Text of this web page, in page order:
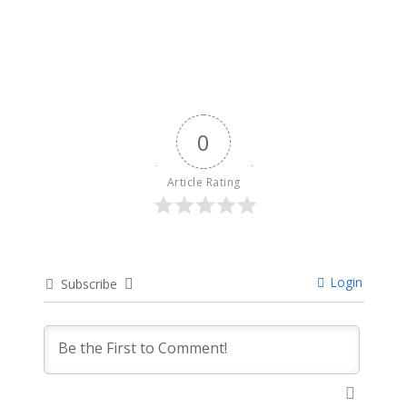
0
Article Rating
Subscribe Login